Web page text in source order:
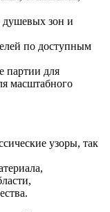
душевых зон и
по доступным
партии для
масштабного
узоры, так